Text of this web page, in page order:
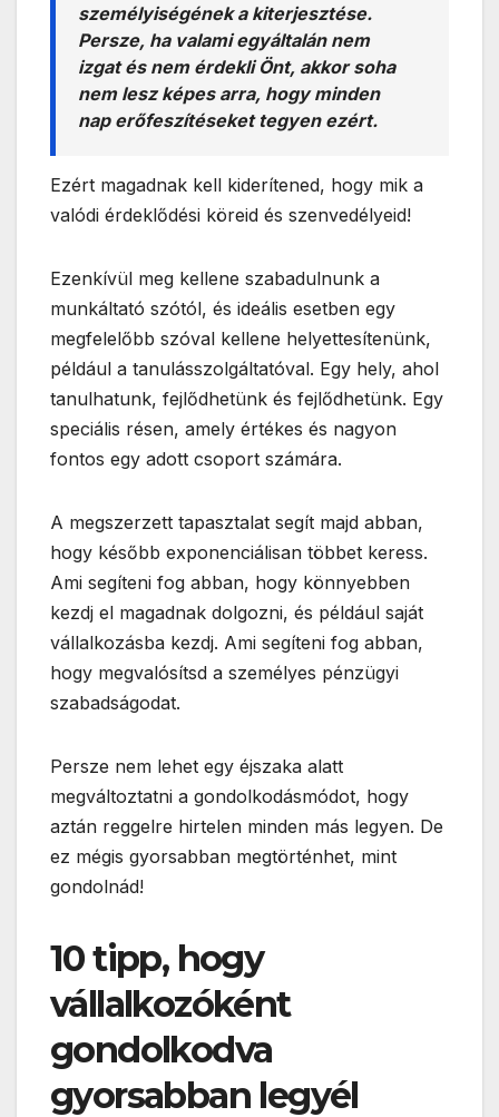
személyiségének a kiterjesztése.
Persze, ha valami egyáltalán nem
izgat és nem érdekli Önt, akkor soha
nem lesz képes arra, hogy minden
nap erőfeszítéseket tegyen ezért.
Ezért magadnak kell kiderítened, hogy mik a
valódi érdeklődési köreid és szenvedélyeid!
Ezenkívül meg kellene szabadulnunk a
munkáltató szótól, és ideális esetben egy
megfelelőbb szóval kellene helyettesítenünk,
például a tanulásszolgáltatóval. Egy hely, ahol
tanulhatunk, fejlődhetünk és fejlődhetünk. Egy
speciális résen, amely értékes és nagyon
fontos egy adott csoport számára.
A megszerzett tapasztalat segít majd abban,
hogy később exponenciálisan többet keress.
Ami segíteni fog abban, hogy könnyebben
kezdj el magadnak dolgozni, és például saját
vállalkozásba kezdj. Ami segíteni fog abban,
hogy megvalósítsd a személyes pénzügyi
szabadságodat.
Persze nem lehet egy éjszaka alatt
megváltoztatni a gondolkodásmódot, hogy
aztán reggelre hirtelen minden más legyen. De
ez mégis gyorsabban megtörténhet, mint
gondolnád!
10 tipp, hogy
vállalkozóként
gondolkodva
gyorsabban legyél